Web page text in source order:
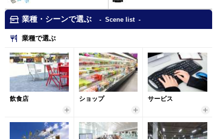
業種・シーンで選ぶ Scene list
業種で選ぶ
飲食店 ショップ サービス